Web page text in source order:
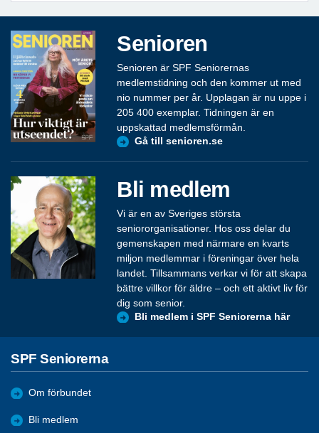
Senioren
Senioren är SPF Seniorernas
medlemstidning och den kommer ut med
nio nummer per år. Upplagan är nu uppe i
205 400 exemplar. Tidningen är en
uppskattad medlemsförmån.
Gå till senioren.se
Bli medlem
Vi är en av Sveriges största
seniororganisationer. Hos oss delar du
gemenskapen med närmare en kvarts
miljon medlemmar i föreningar över hela
landet. Tillsammans verkar vi för att skapa
bättre villkor för äldre – och ett aktivt liv för
dig som senior.
Bli medlem i SPF Seniorerna här
SPF Seniorerna
Om förbundet
Bli medlem